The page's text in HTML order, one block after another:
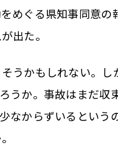
めぐる県知事同意の
出た。
うかもしれない。し
うか。事故はまだ収
なからずいるという